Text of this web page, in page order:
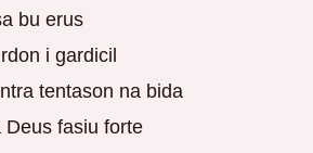
bu erus
i gardicil
tentason na bida
Deus fasiu forte